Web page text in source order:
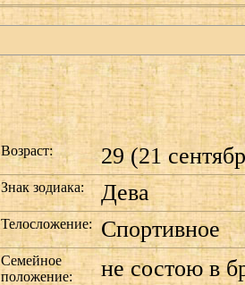
Возраст: 29 (21
Знак зодиака: Дева
Телосложение: Спортивное
Семейное
положение:
не состою в